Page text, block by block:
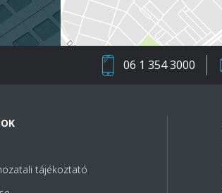
06 1 354 3000
tájékoztató